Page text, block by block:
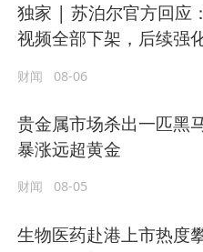
独家 | 苏泊尔官方回应
视频全部下架，后续强
财闻 08-06
贵金属市场杀出一匹黑
暴涨远超黄金
财闻 08-05
生物医药赴港上市热度